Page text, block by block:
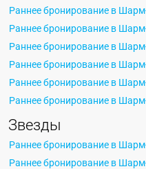
Раннее бронирование в
Раннее бронирование в
Раннее бронирование в
Раннее бронирование в
Раннее бронирование в
Раннее бронирование в
Звезды
Раннее бронирование в
Раннее бронирование в